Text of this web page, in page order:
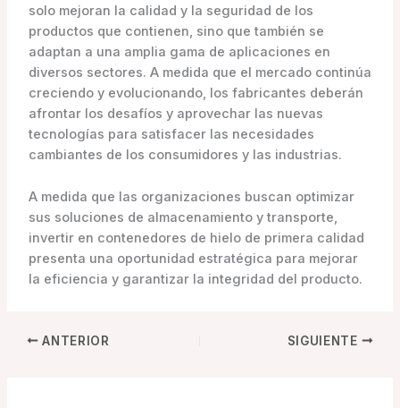
solo mejoran la calidad y la seguridad de los
productos que contienen, sino que también se
adaptan a una amplia gama de aplicaciones en
diversos sectores. A medida que el mercado continúa
creciendo y evolucionando, los fabricantes deberán
afrontar los desafíos y aprovechar las nuevas
tecnologías para satisfacer las necesidades
cambiantes de los consumidores y las industrias.
A medida que las organizaciones buscan optimizar
sus soluciones de almacenamiento y transporte,
invertir en contenedores de hielo de primera calidad
presenta una oportunidad estratégica para mejorar
la eficiencia y garantizar la integridad del producto.
ANTERIOR SIGUIENTE